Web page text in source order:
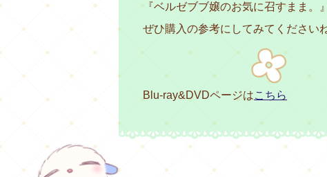
『ベルゼブブ嬢のお気に召すまま
ぜひ購入の参考にしてみてください
Blu-ray&DVDページはこちら